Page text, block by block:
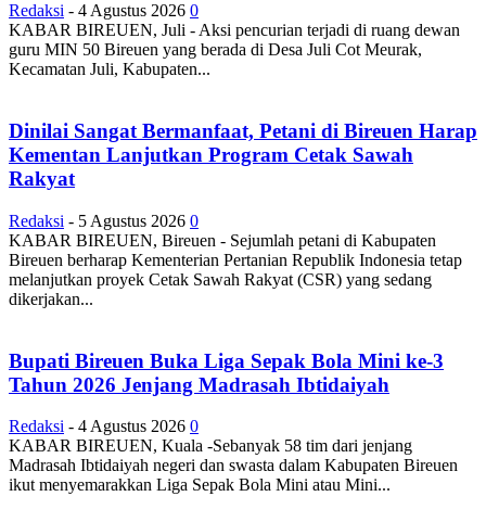
Redaksi - 4 Agustus 2026 0
KABAR BIREUEN, Juli - Aksi pencurian terjadi di ruang dewan
guru MIN 50 Bireuen yang berada di Desa Juli Cot Meurak,
Kecamatan Juli, Kabupaten...
Dinilai Sangat Bermanfaat, Petani di Bireuen Harap
Kementan Lanjutkan Program Cetak Sawah
Rakyat
Redaksi - 5 Agustus 2026 0
KABAR BIREUEN, Bireuen - Sejumlah petani di Kabupaten
Bireuen berharap Kementerian Pertanian Republik Indonesia tetap
melanjutkan proyek Cetak Sawah Rakyat (CSR) yang sedang
dikerjakan...
Bupati Bireuen Buka Liga Sepak Bola Mini ke-3
Tahun 2026 Jenjang Madrasah Ibtidaiyah
Redaksi - 4 Agustus 2026 0
KABAR BIREUEN, Kuala -Sebanyak 58 tim dari jenjang
Madrasah Ibtidaiyah negeri dan swasta dalam Kabupaten Bireuen
ikut menyemarakkan Liga Sepak Bola Mini atau Mini...